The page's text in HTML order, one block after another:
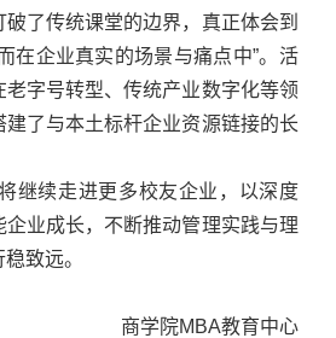
了传统课堂的边界，真正体会到
在企业真实的场景与痛点中”。活
字号转型、传统产业数字化等领
了与本土标杆企业资源链接的长
继续走进更多校友企业，以深度
企业成长，不断推动管理实践与理
致远。
商学院MBA教育中心